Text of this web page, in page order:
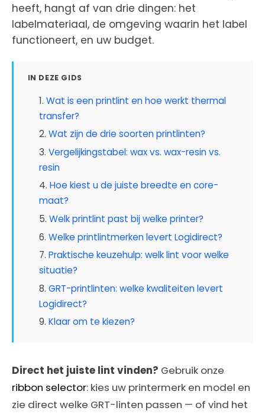
heeft, hangt af van drie dingen: het
labelmateriaal, de omgeving waarin het label
functioneert, en uw budget.
IN DEZE GIDS
Wat is een printlint en hoe werkt thermal
transfer?
Wat zijn de drie soorten printlinten?
Vergelijkingstabel: wax vs. wax-resin vs.
resin
Hoe kiest u de juiste breedte en core-
maat?
Welk printlint past bij welke printer?
Welke printlintmerken levert Logidirect?
Praktische keuzehulp: welk lint voor welke
situatie?
GRT-printlinten: welke kwaliteiten levert
Logidirect?
Klaar om te kiezen?
Direct het juiste lint vinden? Gebruik onze
ribbon selector: kies uw printermerk en model en
zie direct welke GRT-linten passen — of vind het